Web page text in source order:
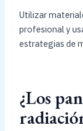
Utilizar
profesional y
estrategias de
¿Los